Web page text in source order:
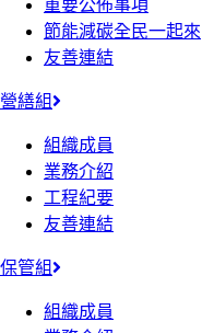
重要公佈事項
節能減碳全民一起來
友善連結
營繕組
組織成員
業務介紹
工程紀要
友善連結
保管組
組織成員